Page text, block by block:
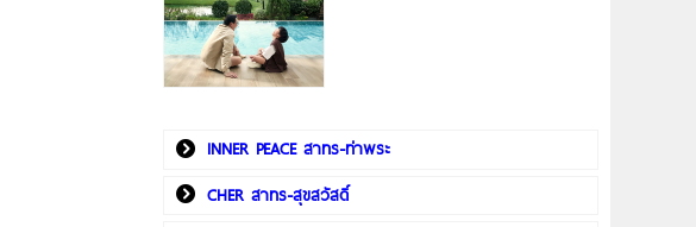
INNER PEACE สาทร-ท่าพระ
CHER สาทร-สุขสวัสดิ์